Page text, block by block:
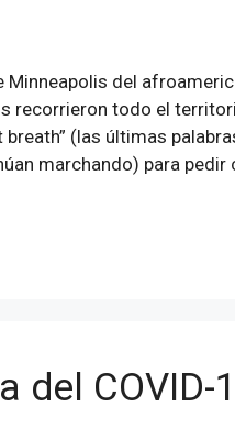
del
recorrieron todo el
breath” (las últimas
marchando) para pedir
del